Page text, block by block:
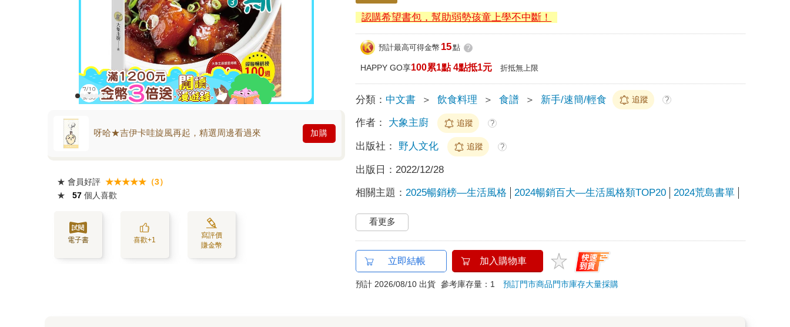
呀哈★吉伊卡哇旋風再起，精選周邊看過來 加購
★ 會員好評 ★★★★★（3）
★
57 個人喜歡
電子書 喜歡+1
寫評價
賺金幣
認購希望書包，幫助弱勢孩童上學不中斷！
預計最高可得金幣 15點 ?
HAPPY GO享100累1點 4點抵1元 折抵無上限
分類： 中文書 ＞ 飲食料理 ＞ 食譜 ＞ 新手/速簡/輕食 追蹤 ?
作者： 大象主廚 追蹤 ?
出版社： 野人文化 追蹤 ?
出版日： 2022/12/28
相關主題： 2025暢銷榜—生活風格 2024暢銷百大—生活風格類TOP20 2024荒島書單
看更多
立即結帳 加入購物車
預計 2026/08/10 出貨 參考庫存量：1預訂門市商品門市庫存大量採購